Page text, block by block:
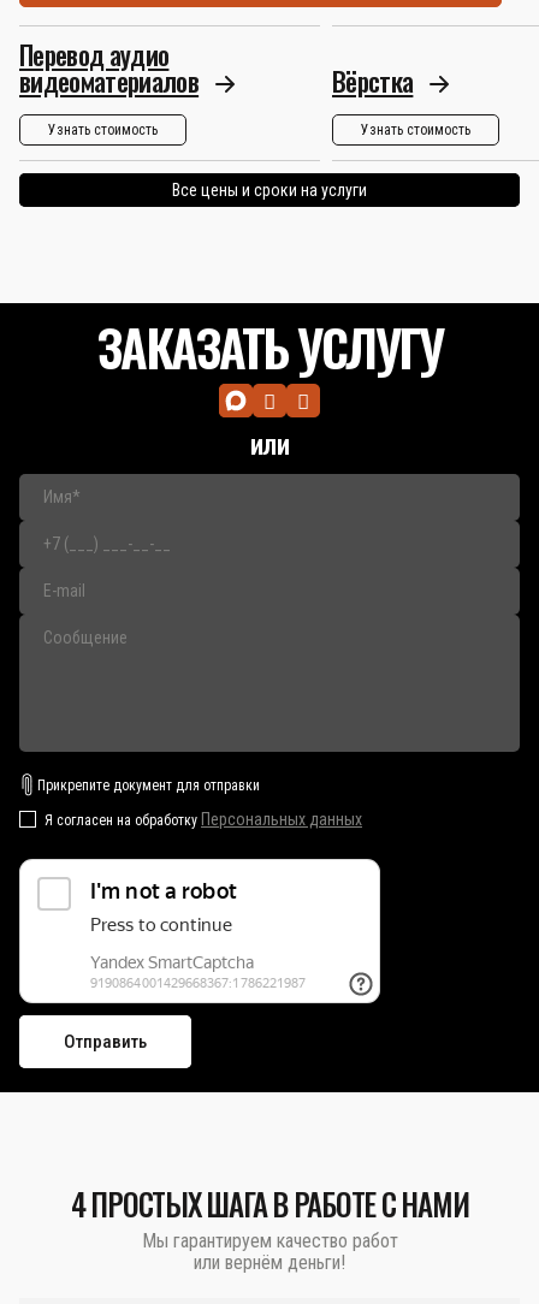
Перевод аудио
видеоматериалов
Узнать стоимость
Вёрстка
Узнать стоимость
Все цены и сроки на услуги
ЗАКАЗАТЬ УСЛУГУ
или
Прикрепите документ для отправки
Я согласен на обработку Персональных данных
4 ПРОСТЫХ ШАГА В РАБОТЕ С НАМИ
Мы гарантируем качество работ
или вернём деньги!